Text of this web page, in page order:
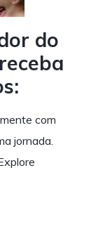
do
com
jornada.